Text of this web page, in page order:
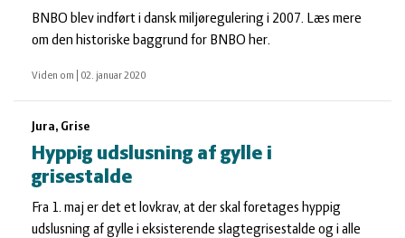
BNBO blev indført i dansk miljøregulering i 2007. Læs mere
om den historiske baggrund for BNBO her.
Viden om 02. januar 2020
Jura, Grise
Hyppig udslusning af gylle i
grisestalde
Fra 1. maj er det et lovkrav, at der skal foretages hyppig
udslusning af gylle i eksisterende slagtegrisestalde og i alle